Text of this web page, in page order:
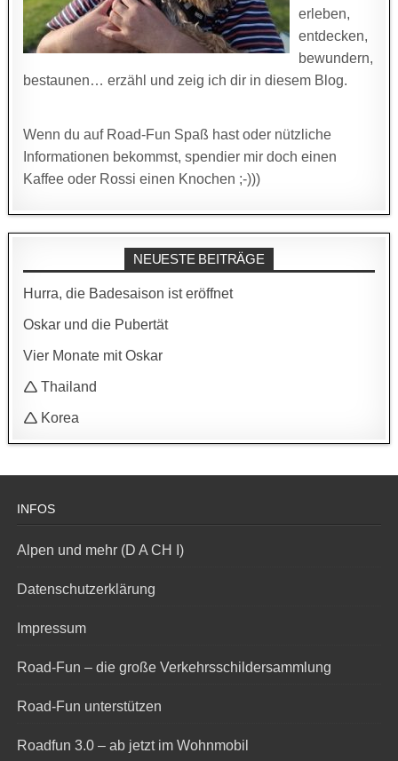
erleben,
entdecken,
bewundern,
bestaunen… erzähl und zeig ich dir in diesem Blog.
Wenn du auf Road-Fun Spaß hast oder nützliche
Informationen bekommst, spendier mir doch einen
Kaffee oder Rossi einen Knochen ;-)))
NEUESTE BEITRÄGE
Hurra, die Badesaison ist eröffnet
Oskar und die Pubertät
Vier Monate mit Oskar
🛆 Thailand
🛆 Korea
INFOS
Alpen und mehr (D A CH I)
Datenschutzerklärung
Impressum
Road-Fun – die große Verkehrsschildersammlung
Road-Fun unterstützen
Roadfun 3.0 – ab jetzt im Wohnmobil